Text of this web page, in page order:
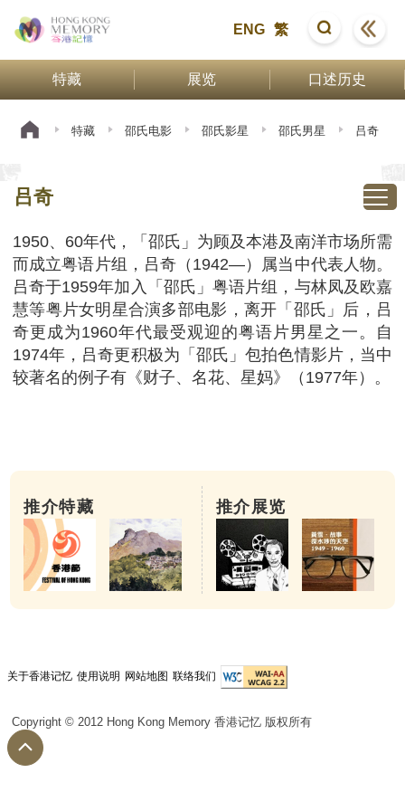
ENG 繁
特藏 展览 口述历史
特藏 邵氏电影 邵氏影星 邵氏男星 吕奇
吕奇
1950、60年代，「邵氏」为顾及本港及南洋市场所需
而成立粤语片组，吕奇（1942—）属当中代表人物。
吕奇于1959年加入「邵氏」粤语片组，与林凤及欧嘉
慧等粤片女明星合演多部电影，离开「邵氏」后，吕
奇更成为1960年代最受观迎的粤语片男星之一。自
1974年，吕奇更积极为「邵氏」包拍色情影片，当中
较著名的例子有《财子、名花、星妈》（1977年）。
推介特藏 推介展览
关于香港记忆 使用说明 网站地图 联络我们
Copyright © 2012 Hong Kong Memory 香港记忆 版权所有